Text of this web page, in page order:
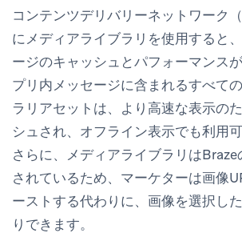
コンテンツデリバリーネットワーク
にメディアライブラリを使用すると
ージのキャッシュとパフォーマンス
プリ内メッセージに含まれるすべて
ラリアセットは、より高速な表示の
シュされ、オフライン表示でも利用
さらに、メディアライブラリは
されているため、マーケターは画像
ーストする代わりに、画像を選択し
りできます。